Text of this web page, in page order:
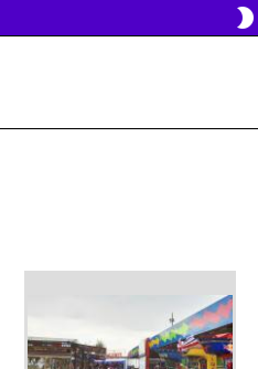
brightness_2